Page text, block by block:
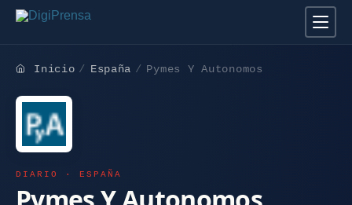
Inicio España Pymes Y Autonomos
DIARIO · ESPAÑA